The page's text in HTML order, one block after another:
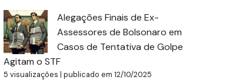
Alegações Finais de Ex-
Assessores de Bolsonaro em
Casos de Tentativa de Golpe
Agitam o STF
5 visualizações | publicado em 12/10/2025